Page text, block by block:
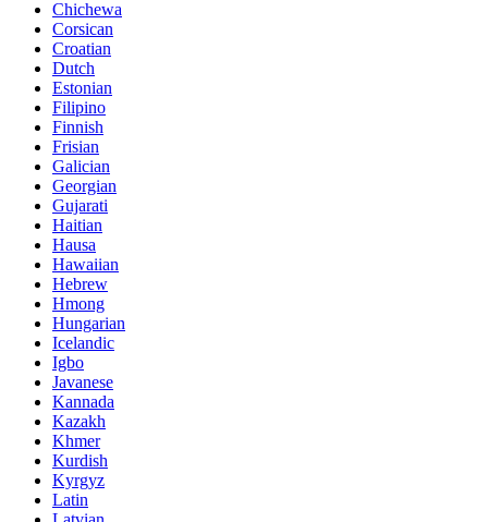
Chichewa
Corsican
Croatian
Dutch
Estonian
Filipino
Finnish
Frisian
Galician
Georgian
Gujarati
Haitian
Hausa
Hawaiian
Hebrew
Hmong
Hungarian
Icelandic
Igbo
Javanese
Kannada
Kazakh
Khmer
Kurdish
Kyrgyz
Latin